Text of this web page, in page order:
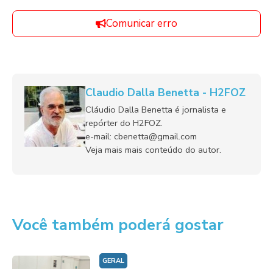
Comunicar erro
Claudio Dalla Benetta - H2FOZ
Cláudio Dalla Benetta é jornalista e
repórter do H2FOZ.
e-mail: cbenetta@gmail.com
Veja mais mais conteúdo do autor.
Você também poderá gostar
GERAL